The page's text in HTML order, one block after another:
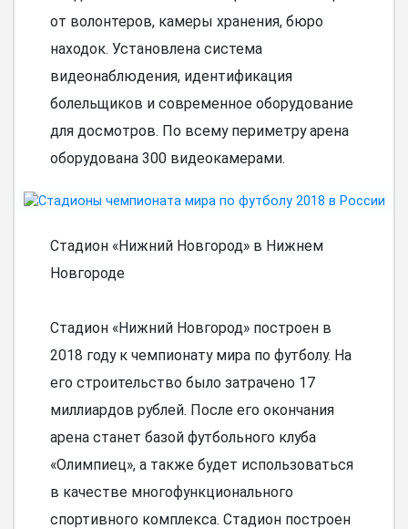
от волонтеров, камеры хранения, бюро
находок. Установлена система
видеонаблюдения, идентификация
болельщиков и современное оборудование
для досмотров. По всему периметру арена
оборудована 300 видеокамерами.
Стадион «Нижний Новгород» в Нижнем
Новгороде
Стадион «Нижний Новгород» построен в
2018 году к чемпионату мира по футболу. На
его строительство было затрачено 17
миллиардов рублей. После его окончания
арена станет базой футбольного клуба
«Олимпиец», а также будет использоваться
в качестве многофункционального
спортивного комплекса. Стадион построен